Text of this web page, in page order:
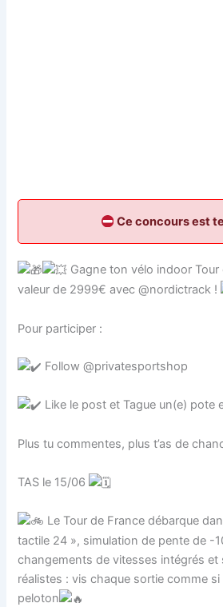
Ce concours est
Gagne ton vélo indoor Tour
valeur de 2999€ avec @nordictrack !
Pour participer :
Follow @privatesportshop
Like le post et Tague un(e) pote
Plus tu commentes, plus t’as de
TAS le 15/06
Le Tour de France débarque
tactile 24 », simulation de pente de -
changements de vitesses intégrés et
réalistes : vis chaque sortie comme
peloton